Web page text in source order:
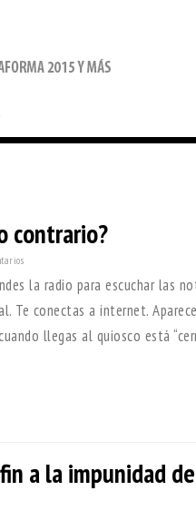
contrario?
la radio para escuchar las
Te conectas a internet.
llegas al quiosco está
a la impunidad